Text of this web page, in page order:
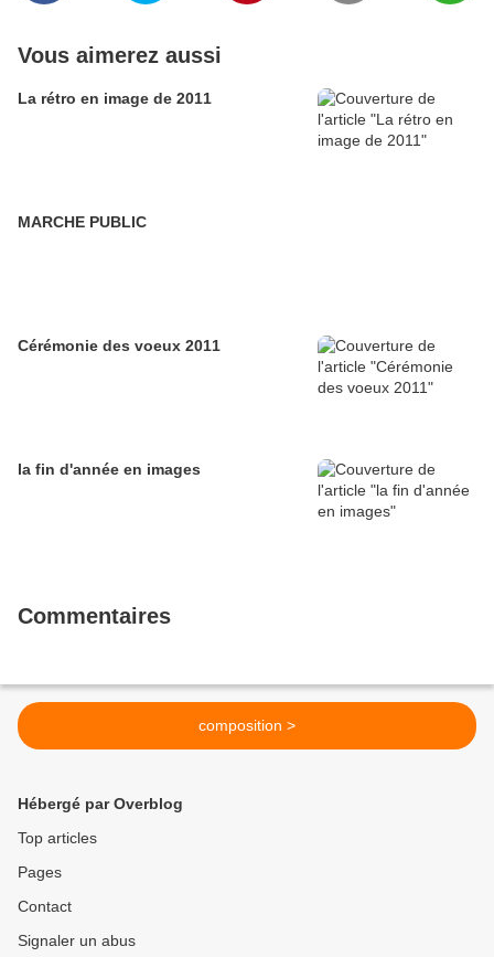
Vous aimerez aussi
La rétro en image de 2011
MARCHE PUBLIC
Cérémonie des voeux 2011
la fin d'année en images
Commentaires
composition >
Hébergé par Overblog
Top articles
Pages
Contact
Signaler un abus